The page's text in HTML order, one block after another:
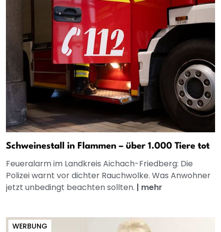
Schweinestall in Flammen – über 1.000 Tiere tot
Feueralarm im Landkreis Aichach-Friedberg: Die
Polizei warnt vor dichter Rauchwolke. Was Anwohner
jetzt unbedingt beachten sollten. | mehr
WERBUNG